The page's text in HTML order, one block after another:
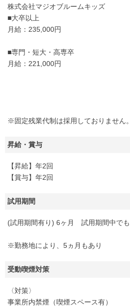
株式会社マジオブルームキッズ
■大卒以上
月給：235,000円
■専門・短大・高専卒
月給：221,000円
※固定残業代制は採用しておりません。
昇給・賞与
【昇給】年2回
【賞与】年2回
試用期間
(試用期間有り) 6ヶ月 試用期間中でも
※勤務地により、5ヵ月もあり
受動喫煙対策
〈対策〉
事業所内禁煙（喫煙スペース有）